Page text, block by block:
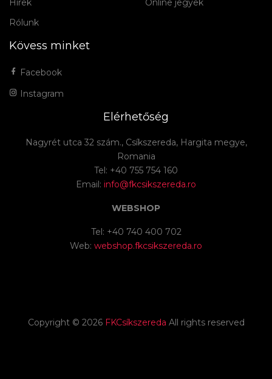
Hírek
Rólunk
Online jegyek
Kövess minket
Facebook
Instagram
Elérhetőség
Nagyrét utca 32 szám., Csíkszereda, Hargita megye,
Romania
Tel: +40 755 754 160
Email: info@fkcsikszereda.ro
WEBSHOP
Tel: +40 740 400 702
Web: webshop.fkcsikszereda.ro
Copyright © 2026 FKCsíkszereda All rights reserved